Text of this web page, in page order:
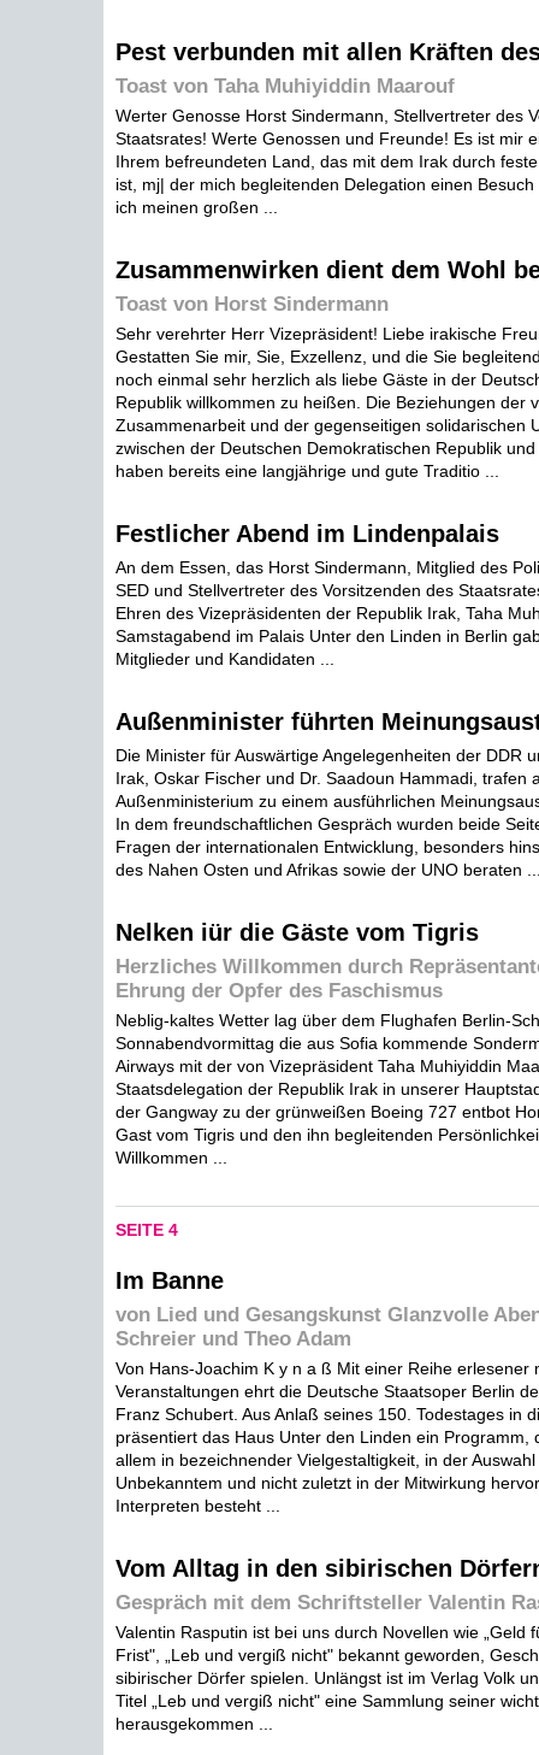
Pest verbunden mit allen Kräften
Toast von Taha Muhiyiddin Maarouf
Werter Genosse Horst Sindermann, Stellvertreter des
Staatsrates! Werte Genossen und Freunde! Es ist mir
Ihrem befreundeten Land, das mit dem Irak durch
ist, mj| der mich begleitenden Delegation einen
ich meinen großen ...
Zusammenwirken dient dem Wohl
Toast von Horst Sindermann
Sehr verehrter Herr Vizepräsident! Liebe irakische
Gestatten Sie mir, Sie, Exzellenz, und die Sie
noch einmal sehr herzlich als liebe Gäste in der
Republik willkommen zu heißen. Die Beziehungen der
Zusammenarbeit und der gegenseitigen solidarischen
zwischen der Deutschen Demokratischen Republik
haben bereits eine langjährige und gute Traditio ...
Festlicher Abend im Lindenpalais
An dem Essen, das Horst Sindermann, Mitglied des
SED und Stellvertreter des Vorsitzenden des
Ehren des Vizepräsidenten der Republik Irak, Taha
Samstagabend im Palais Unter den Linden in Berlin
Mitglieder und Kandidaten ...
Außenminister führten
Die Minister für Auswärtige Angelegenheiten der DDR
Irak, Oskar Fischer und Dr. Saadoun Hammadi, trafen
Außenministerium zu einem ausführlichen
In dem freundschaftlichen Gespräch wurden beide
Fragen der internationalen Entwicklung, besonders
des Nahen Osten und Afrikas sowie der UNO beraten
Nelken iür die Gäste vom Tigris
Herzliches Willkommen durch
Ehrung der Opfer des Faschismus
Neblig-kaltes Wetter lag über dem Flughafen Berlin-
Sonnabendvormittag die aus Sofia kommende
Airways mit der von Vizepräsident Taha Muhiyiddin
Staatsdelegation der Republik Irak in unserer
der Gangway zu der grünweißen Boeing 727 entbot
Gast vom Tigris und den ihn begleitenden
Willkommen ...
SEITE 4
Im Banne
von Lied und Gesangskunst Glanzvolle
Schreier und Theo Adam
Von Hans-Joachim K y n a ß Mit einer Reihe erlesener
Veranstaltungen ehrt die Deutsche Staatsoper Berlin
Franz Schubert. Aus Anlaß seines 150. Todestages in
präsentiert das Haus Unter den Linden ein Programm,
allem in bezeichnender Vielgestaltigkeit, in der
Unbekanntem und nicht zuletzt in der Mitwirkung
Interpreten besteht ...
Vom Alltag in den sibirischen
Gespräch mit dem Schriftsteller Valentin
Valentin Rasputin ist bei uns durch Novellen wie „Geld
Frist", „Leb und vergiß nicht" bekannt geworden,
sibirischer Dörfer spielen. Unlängst ist im Verlag Volk
Titel „Leb und vergiß nicht" eine Sammlung seiner
herausgekommen ...